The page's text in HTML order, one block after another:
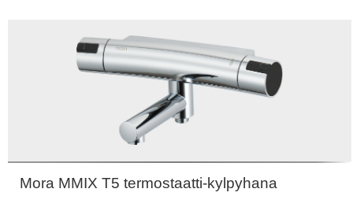
Mora MMIX T5 termostaatti-kylpyhana